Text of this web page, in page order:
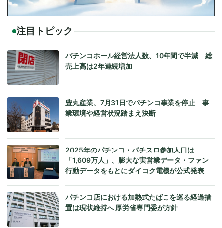
注目トピック
パチンコホール経営法人数、10年間で半減 総
売上高は2年連続増加
豊丸産業、7月31日でパチンコ事業を停止 事
業環境や経営状況踏まえ決断
2025年のパチンコ・パチスロ参加人口は
「1,609万人」、膨大な実営業データ・ファン
行動データをもとにダイコク電機が公式発表
パチンコ店における加熱式たばこを巡る経過措
置は現状維持へ 厚労省専門委が方針